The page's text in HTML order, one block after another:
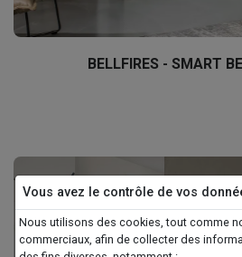
Vous avez le contrôle de vos
Nous utilisons des cookies, tout comme
commerciaux, afin de collecter des
BELLFIRES - SMART